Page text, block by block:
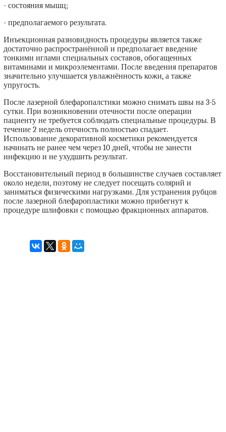
- состояния мышц;
- предполагаемого результата.
Инъекционная разновидность процедуры является также
достаточно распространённой и предполагает введение
тонкими иглами специальных составов, обогащенных
витаминами и микроэлементами. После введения препаратов
значительно улучшается увлажнённость кожи, а также
упругость.
После лазерной блефаропалстики можно снимать швы на 3-5
сутки. При возникновении отечности после операции
пациенту не требуется соблюдать специальные процедуры. В
течение 2 недель отечность полностью спадает.
Использование декоративной косметики рекомендуется
начинать не ранее чем через 10 дней, чтобы не занести
инфекцию и не ухудшить результат.
Восстановительный период в большинстве случаев составляет
около недели, поэтому не следует посещать солярий и
заниматься физическими нагрузками. Для устранения рубцов
после лазерной блефаропластики можно прибегнут к
процедуре шлифовки с помощью фракционных аппаратов.